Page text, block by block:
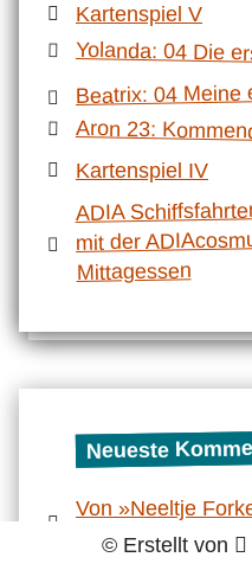
Kartenspiel V
Yolanda: 04 Die
Beatrix: 04 Meine
Aron 23:
Kartenspiel IV
ADIA
mit der
Mittagessen
Neueste
Von »Neeltje
© Erstellt von